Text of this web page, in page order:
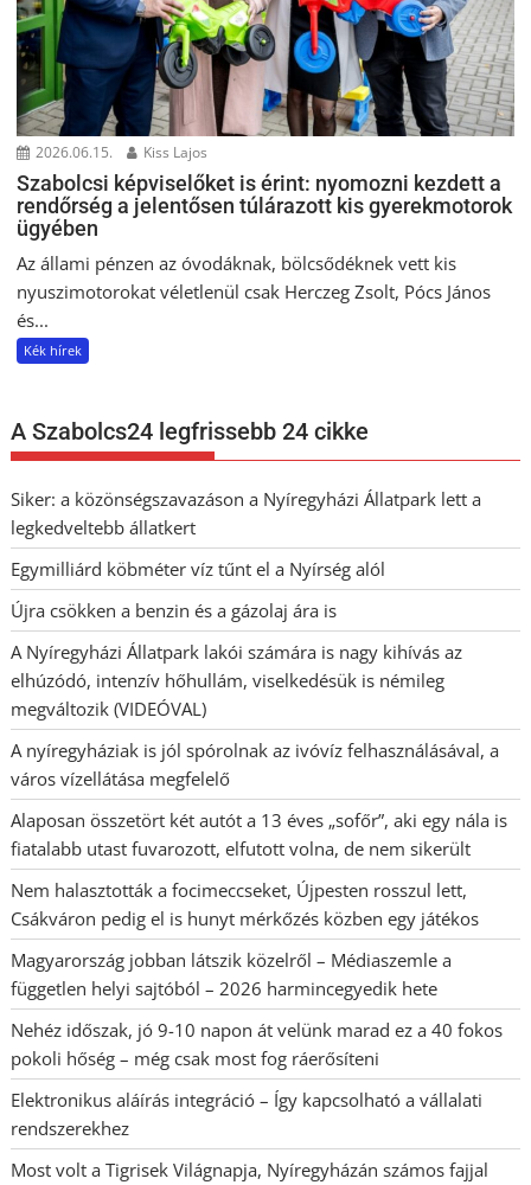
2026.06.15. Kiss Lajos
Szabolcsi képviselőket is érint: nyomozni kezdett a
rendőrség a jelentősen túlárazott kis gyerekmotorok
ügyében
Az állami pénzen az óvodáknak, bölcsődéknek vett kis
nyuszimotorokat véletlenül csak Herczeg Zsolt, Pócs János
és...
Kék hírek
A Szabolcs24 legfrissebb 24 cikke
Siker: a közönségszavazáson a Nyíregyházi Állatpark lett a
legkedveltebb állatkert
Egymilliárd köbméter víz tűnt el a Nyírség alól
Újra csökken a benzin és a gázolaj ára is
A Nyíregyházi Állatpark lakói számára is nagy kihívás az
elhúzódó, intenzív hőhullám, viselkedésük is némileg
megváltozik (VIDEÓVAL)
A nyíregyháziak is jól spórolnak az ivóvíz felhasználásával, a
város vízellátása megfelelő
Alaposan összetört két autót a 13 éves „sofőr”, aki egy nála is
fiatalabb utast fuvarozott, elfutott volna, de nem sikerült
Nem halasztották a focimeccseket, Újpesten rosszul lett,
Csákváron pedig el is hunyt mérkőzés közben egy játékos
Magyarország jobban látszik közelről – Médiaszemle a
független helyi sajtóból – 2026 harmincegyedik hete
Nehéz időszak, jó 9-10 napon át velünk marad ez a 40 fokos
pokoli hőség – még csak most fog ráerősíteni
Elektronikus aláírás integráció – Így kapcsolható a vállalati
rendszerekhez
Most volt a Tigrisek Világnapja, Nyíregyházán számos fajjal